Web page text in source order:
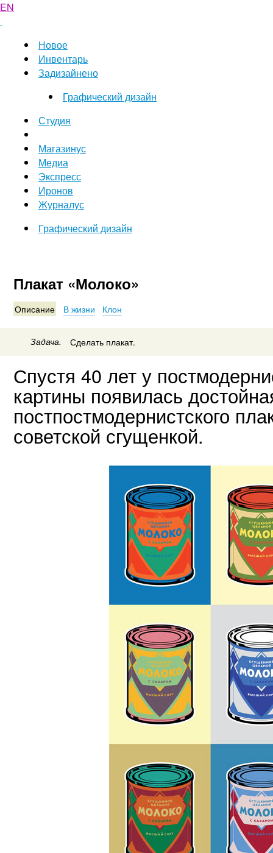
EN
Новое
Инвентарь
Задизайнено
Графический дизайн
Студия
Магазинус
Медиа
Экспресс
Иронов
Журналус
Графический дизайн
Плакат «Молоко»
Описание В жизни Клон
Задача. Сделать плакат.
Спустя 40 лет у
картины появилась
постпостмодернистского
советской сгущенкой.